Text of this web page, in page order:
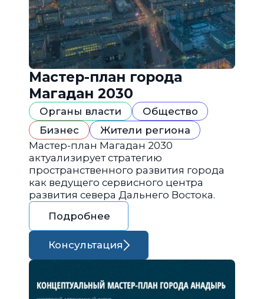
Мастер-план города
Магадан 2030
Органы власти
Общество
Бизнес
Жители региона
Мастер-план Магадан 2030
актуализирует стратегию
пространственного развития города
как ведущего сервисного центра
развития севера Дальнего Востока.
Подробнее
Консультация